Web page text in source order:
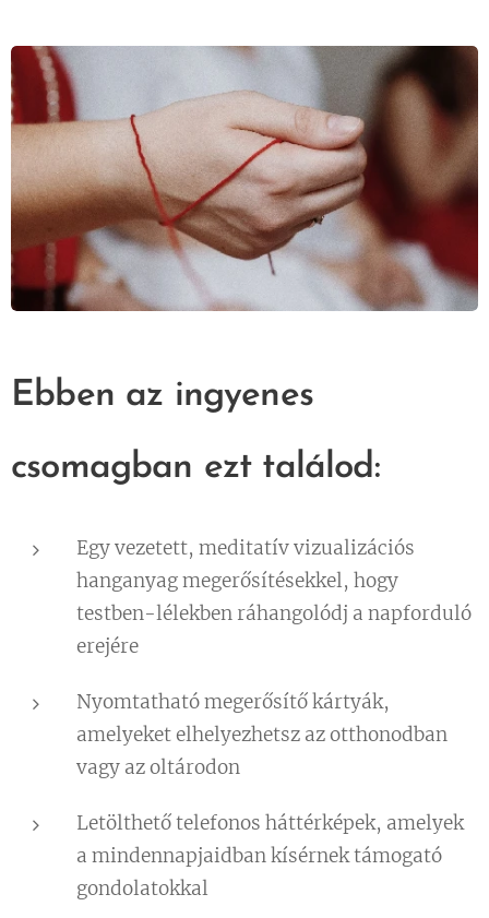
Ebben az ingyenes
csomagban ezt találod:
Egy vezetett, meditatív vizualizációs
hanganyag megerősítésekkel, hogy
testben-lélekben ráhangolódj a napforduló
erejére
Nyomtatható megerősítő kártyák,
amelyeket elhelyezhetsz az otthonodban
vagy az oltárodon
Letölthető telefonos háttérképek, amelyek
a mindennapjaidban kísérnek támogató
gondolatokkal